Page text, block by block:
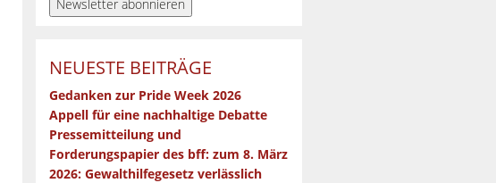
NEUESTE BEITRÄGE
Gedanken zur Pride Week 2026
Appell für eine nachhaltige Debatte
Pressemitteilung und
Forderungspapier des bff: zum 8. März
2026: Gewalthilfegesetz verlässlich